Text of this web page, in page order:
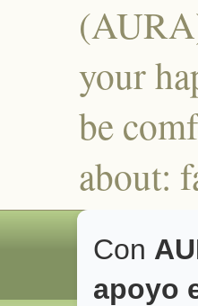
your
be
about:
Con
apoyo